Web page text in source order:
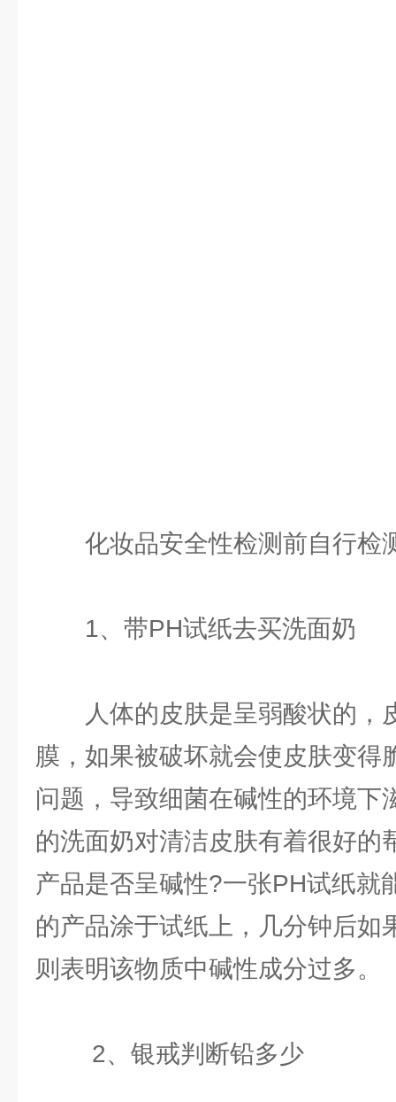
化妆品安全性检测前自行检
1、带PH试纸去买洗面奶
人体的皮肤是呈弱酸状的，
膜，如果被破坏就会使皮肤变得
问题，导致细菌在碱性的环境下
的洗面奶对清洁皮肤有着很好的
产品是否呈碱性?一张PH试纸就
的产品涂于试纸上，几分钟后如
则表明该物质中碱性成分过多。
2、银戒判断铅多少